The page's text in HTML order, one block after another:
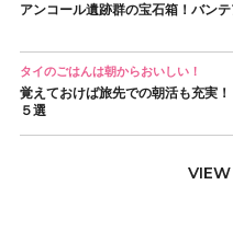
アンコール遺跡群の宝石箱！バン
タイのごはんは朝からおいしい！
覚えておけば旅先での朝活も充実
５選